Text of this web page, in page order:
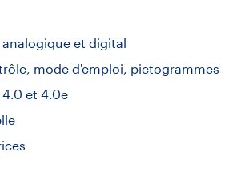
et digital
mode d'emploi, pictogrammes
et 4.0e